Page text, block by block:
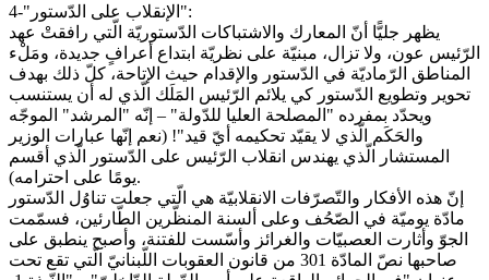
4-"الإنقلاب على الدّستور":
يظهر جليًّا أنّ المعارك والاشتباكات الدّستوريّة الّتي رافقتْ عهد
الرّئيس عون، ولا تزال، مبنيّة على نظريّة ابتداع أعرافٍ جديدة، ومَلْء
المناطق الرّماديّة في الدّستور والإقدام حيث الإتاحة، كلّ ذلك بهدف
تحوير وتطويع الدّستور كي يلائم الرّئيس المَلَك الّذي له أن يستنسب
ويحدّد بمفرده "المصلحة العليا للدّولة" – إنّه "المرشد" الموجّه
والحَكَم الّذي لا يقيّد تحكيمه أيّ قيد"! (نعم إنّها عبارات الوزير
المستشار الّذي يهندس انقلاب الرّئيس على الدّستور الّذي أقسم
يومًا على احترامه).
إنّ هذه الأفكار والتّصرّفات الانقلابيّة هي الّتي جعلت تناوُل الدّستور
مادّة يوميّة في الصّحُف وعلى ألسنة المنظّرين الطّارئين، فسمّمت
الجوّ وأثارت العصبيّات والغرائز وأسّست للفتنة، وأصبح ينطبق على
صاحبها نصّ المادّة 301 من قانون العقوبات اللّبنانيّ الّتي تقع تحت